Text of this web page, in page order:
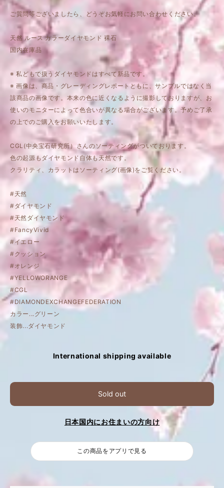
ご質問等ございましたら、どうぞお気軽にお問い合わせください。
天然 ルース カラーダイヤモンド 裸石
国内在庫品
※ 私どもで扱うダイヤモンドはすべて新品です。
※ 画像は、商品・グレーディングレポートともに、サンプルではなく当
該商品の画像です。本来の色に近くなるように撮影しておりますが、お
使いのモニターによって色合いが異なる場合がございます。予めご了承
の上でのご購入をお願いいたします。
CGL(中央宝石研究所）さんのソーティングがついております。
色の起源もダイヤモンド自体も天然です。
クラリティ、カラットはソーティング(画像)をご覧ください。
#天然
#ダイヤモンド
#天然ダイヤモンド
#FancyVivid
#イエロー
#クッション
#オレンジ
#YELLOWORANGE
#CGL
#DIAMONDEXCHANGEFEDERATION
カラー...グリーン
装飾...ダイヤモンド
International shipping available
Sold out
日本国内にお住まいの方向け
この商品をアプリで見る